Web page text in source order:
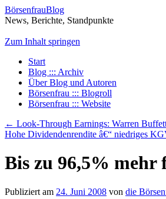
BörsenfrauBlog
News, Berichte, Standpunkte
Zum Inhalt springen
Start
Blog ::: Archiv
Über Blog und Autoren
Börsenfrau ::: Blogroll
Börsenfrau ::: Website
← Look-Through Earnings: Warren
Hohe Dividendenrendite â€“ niedriges
Bis zu 96,5%
Publiziert am 24. Juni 2008 von die